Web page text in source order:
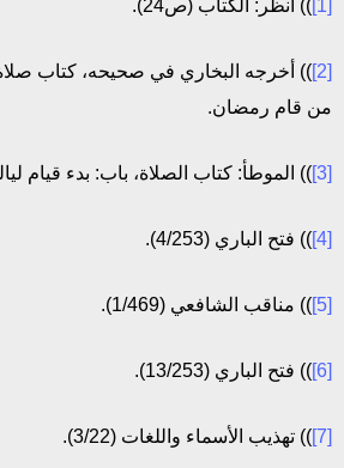
[1] )) انظر: الكتاب (ص24).
[2]
)) أخرجه البخاري في صحيحه، كتاب
من قام رمضان.
[3] )) الموطأ: كتاب الصلاة، باب: بدء قيام
[4] )) فتح الباري (4/253).
[5] )) مناقب الشافعي (1/469).
[6] )) فتح الباري (13/253).
[7] )) تهذيب الأسماء واللغات (3/22).